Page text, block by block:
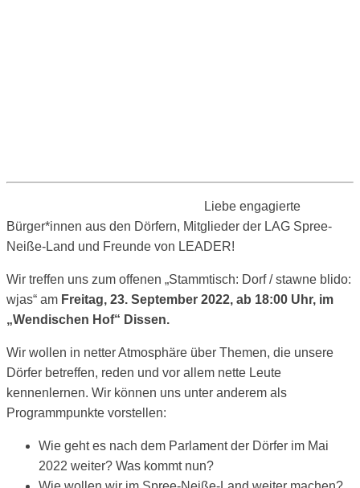
Liebe engagierte
Bürger*innen aus den Dörfern, Mitglieder der LAG Spree-
Neiße-Land und Freunde von LEADER!
Wir treffen uns zum offenen „Stammtisch: Dorf / stawne blido:
wjas“ am Freitag, 23. September 2022, ab 18:00 Uhr, im
„Wendischen Hof“ Dissen.
Wir wollen in netter Atmosphäre über Themen, die unsere
Dörfer betreffen, reden und vor allem nette Leute
kennenlernen. Wir können uns unter anderem als
Programmpunkte vorstellen:
Wie geht es nach dem Parlament der Dörfer im Mai
2022 weiter? Was kommt nun?